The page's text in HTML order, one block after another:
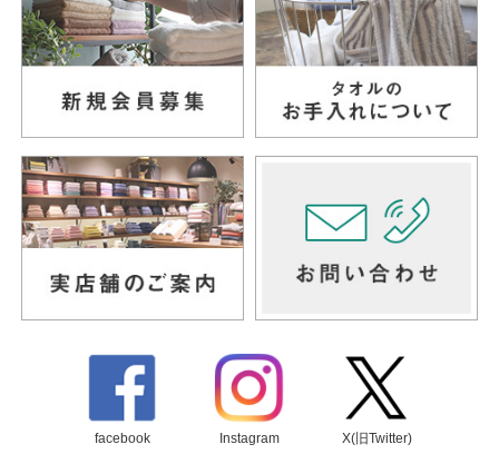
facebook Instagram X(旧Twitter)